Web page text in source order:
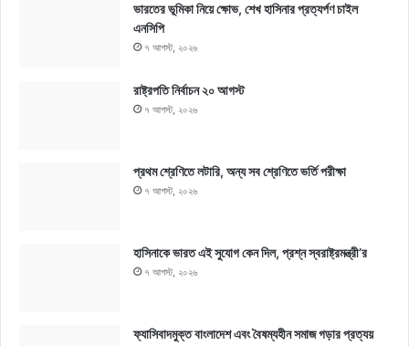
ভারতের ভূমিকা নিয়ে ক্ষোভ, শেখ হাসিনার প্রত্যর্পণ চাইল
এনসিপি
৭ আগস্ট, ২০২৬
রাষ্ট্রপতি নির্বাচন ২০ আগস্ট
৭ আগস্ট, ২০২৬
প্রথম শ্রেণিতে লটারি, অন্য সব শ্রেণিতে ভর্তি পরীক্ষা
৭ আগস্ট, ২০২৬
হাসিনাকে ভারত এই সুযোগ কেন দিল, প্রশ্ন স্বরাষ্ট্রমন্ত্রী’র
৭ আগস্ট, ২০২৬
ফ্যাসিবাদমুক্ত বাংলাদেশ এবং বৈষম্যহীন সমাজ গড়ার প্রত্যয়